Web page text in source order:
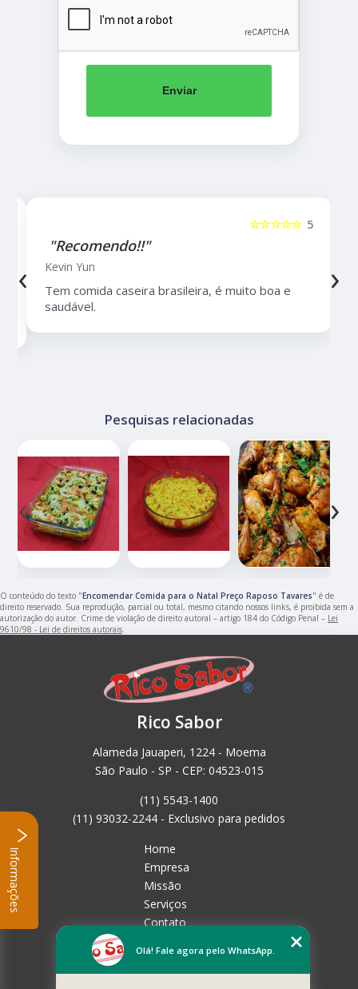
Enviar
5
☆☆☆☆☆
"Recomendo!!"
Kevin Yun
Tem comida caseira brasileira, é muito boa e
saudável.
‹ ›
Pesquisas relacionadas
‹ ›
O conteúdo do texto "Encomendar Comida para o Natal Preço Raposo Tavares" é de
direito reservado. Sua reprodução, parcial ou total, mesmo citando nossos links, é proibida sem a
autorização do autor. Crime de violação de direito autoral – artigo 184 do Código Penal – Lei
9610/98 - Lei de direitos autorais.
Rico Sabor
Alameda Jauaperi, 1224 - Moema
São Paulo - SP - CEP: 04523-015
(11) 5543-1400
(11) 93032-2244 - Exclusivo para pedidos
Home
Empresa
Missão
Serviços
Contato
Mais Serviços
Olá! Fale agora pelo WhatsApp.
Informações